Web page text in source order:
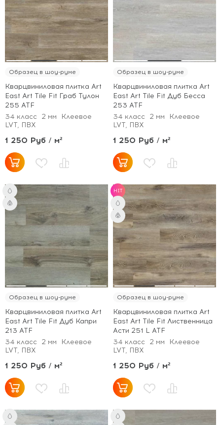
Образец в шоу-руме
Кварцвиниловая плитка Art
East Art Tile Fit Граб Тулон
255 ATF
34 класс
2 мм
Клеевое
LVT, ПВХ
1 250 Руб / м²
Образец в шоу-руме
Кварцвиниловая плитка Art
East Art Tile Fit Дуб Бесса
253 ATF
34 класс
2 мм
Клеевое
LVT, ПВХ
1 250 Руб / м²
Образец в шоу-руме
Кварцвиниловая плитка Art
East Art Tile Fit Дуб Капри
213 ATF
34 класс
2 мм
Клеевое
LVT, ПВХ
1 250 Руб / м²
HIT
Образец в шоу-руме
Кварцвиниловая плитка Art
East Art Tile Fit Лиственница
Асти 251 L ATF
34 класс
2 мм
Клеевое
LVT, ПВХ
1 250 Руб / м²